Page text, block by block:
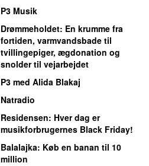
P3 Musik
Drømmeholdet: En krumme fra
fortiden, varmvandsbade til
tvillingepiger, ægdonation og
snolder til vejarbejdet
P3 med Alida Blakaj
Natradio
Residensen: Hver dag er
musikforbrugernes Black Friday!
Balalajka: Køb en banan til 10
million